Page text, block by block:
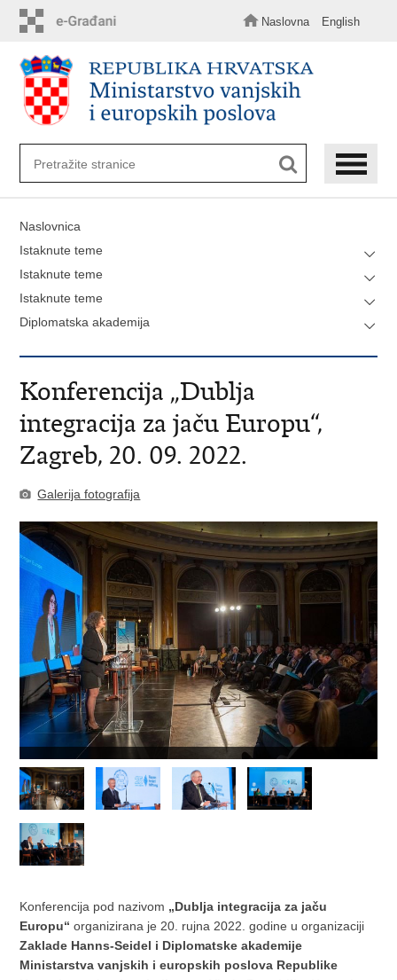
sadržaj
Naslovna English
Naslovnica
Istaknute teme
Istaknute teme
Istaknute teme
Diplomatska akademija
Konferencija „Dublja
integracija za jaču Europu“,
Zagreb, 20. 09. 2022.
Galerija fotografija
Konferencija pod nazivom „Dublja integracija za jaču
Europu“organizirana je 20. rujna 2022. godine u organizaciji
Zaklade Hanns-Seidel i Diplomatske akademije
Ministarstva vanjskih i europskih poslova Republike